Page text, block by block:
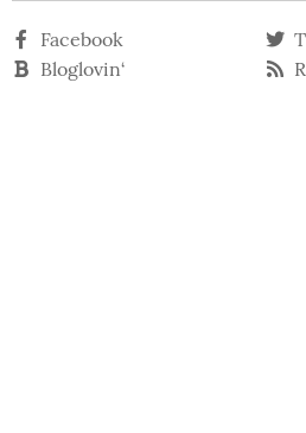
Facebook
Bloglovin‘